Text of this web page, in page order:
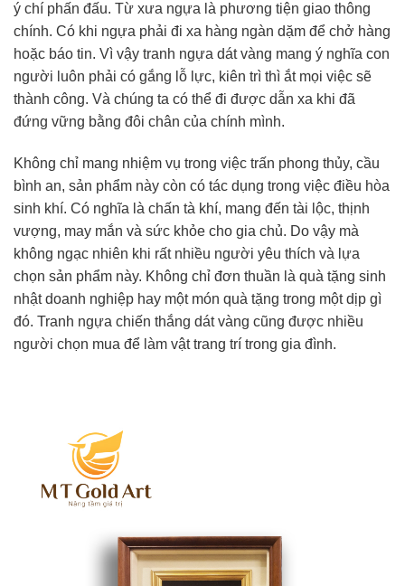
ý chí phấn đấu. Từ xưa ngựa là phương tiện giao thông
chính. Có khi ngựa phải đi xa hàng ngàn dặm để chở hàng
hoặc báo tin. Vì vậy tranh ngựa dát vàng mang ý nghĩa con
người luôn phải có gắng lỗ lực, kiên trì thì ắt mọi việc sẽ
thành công. Và chúng ta có thể đi được dẫn xa khi đã
đứng vững bằng đôi chân của chính mình.
Không chỉ mang nhiệm vụ trong việc trấn phong thủy, cầu
bình an, sản phẩm này còn có tác dụng trong việc điều hòa
sinh khí. Có nghĩa là chấn tà khí, mang đến tài lộc, thịnh
vượng, may mắn và sức khỏe cho gia chủ. Do vậy mà
không ngạc nhiên khi rất nhiều người yêu thích và lựa
chọn sản phẩm này. Không chỉ đơn thuần là quà tặng sinh
nhật doanh nghiệp hay một món quà tặng trong một dịp gì
đó. Tranh ngựa chiến thắng dát vàng cũng được nhiều
người chọn mua để làm vật trang trí trong gia đình.